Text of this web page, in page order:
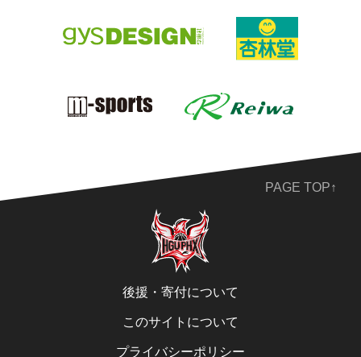
後援・寄付について
このサイトについて
プライバシーポリシー
PAGE TOP↑